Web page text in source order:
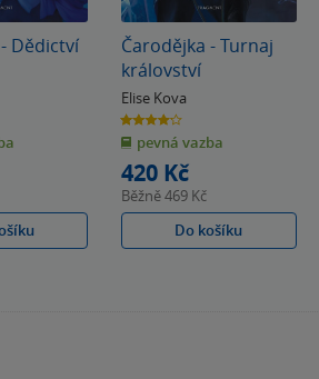
Dědictví
Čarodějka - Turnaj
království
Elise Kova
4.2
z
5
hvězdiček
pevná vazba
420 Kč
Běžně469 Kč
Do košíku